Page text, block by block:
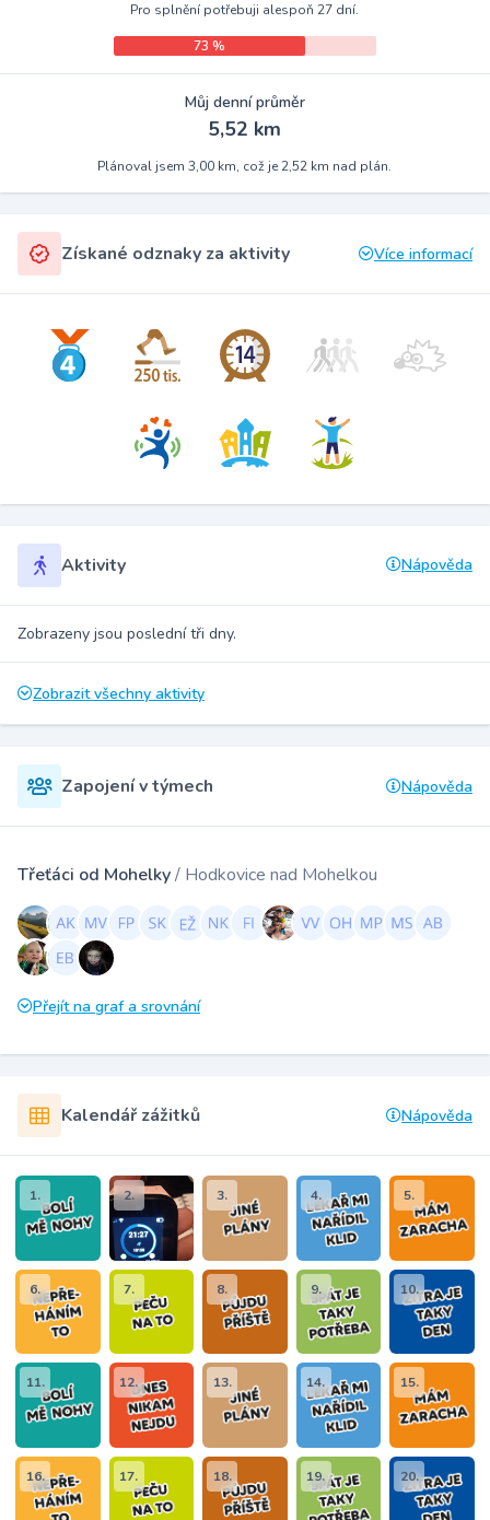
Pro splnění potřebuji alespoň 27 dní.
73 %
Můj denní průměr
5,52 km
Plánoval jsem 3,00 km, což je 2,52 km nad plán.
Získané odznaky za aktivity Více informací
Aktivity Nápověda
Zobrazeny jsou poslední tři dny.
Zobrazit všechny aktivity
Zapojení v týmech Nápověda
Třeťáci od Mohelky/ Hodkovice nad Mohelkou
Přejít na graf a srovnání
Kalendář zážitků Nápověda
1. 2. 3. 4. 5.
6. 7. 8. 9. 10.
11. 12. 13. 14. 15.
16. 17. 18. 19. 20.